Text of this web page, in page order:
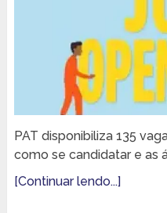
PAT disponibiliza 135
como se candidatar e as
[Continuar lendo...]